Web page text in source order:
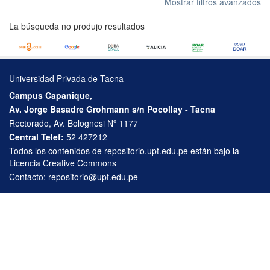
La búsqueda no produjo resultados
Universidad Privada de Tacna
Campus Capanique,
Av. Jorge Basadre Grohmann s/n Pocollay - Tacna
Rectorado, Av. Bolognesi Nº 1177
Central Telef: 52 427212
Todos los contenidos de repositorio.upt.edu.pe están bajo la
Licencia Creative Commons
Contacto: repositorio@upt.edu.pe